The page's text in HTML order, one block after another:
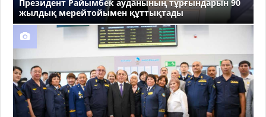
Президент Райымбек ауданының тұрғындарын 90
жылдық мерейтойымен құттықтады